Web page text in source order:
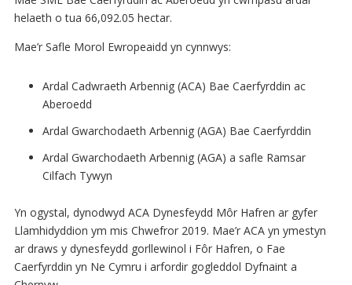
helaeth o tua 66,092.05 hectar.
Mae’r Safle Morol Ewropeaidd yn cynnwys:
Ardal Cadwraeth Arbennig (ACA) Bae Caerfyrddin ac
Aberoedd
Ardal Gwarchodaeth Arbennig (AGA) Bae Caerfyrddin
Ardal Gwarchodaeth Arbennig (AGA) a safle Ramsar
Cilfach Tywyn
Yn ogystal, dynodwyd ACA Dynesfeydd Môr Hafren ar gyfer
Llamhidyddion ym mis Chwefror 2019. Mae’r ACA yn ymestyn
ar draws y dynesfeydd gorllewinol i Fôr Hafren, o Fae
Caerfyrddin yn Ne Cymru i arfordir gogleddol Dyfnaint a